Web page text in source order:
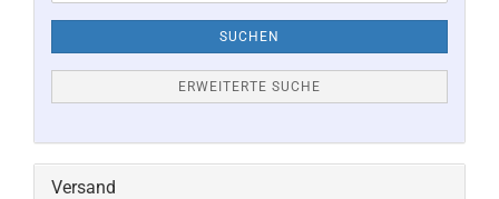
SUCHEN
ERWEITERTE SUCHE
Versand